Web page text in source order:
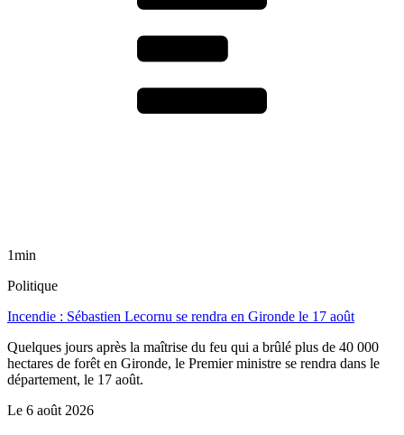
1min
Politique
Incendie : Sébastien Lecornu se rendra en Gironde le 17 août
Quelques jours après la maîtrise du feu qui a brûlé plus de 40 000
hectares de forêt en Gironde, le Premier ministre se rendra dans le
département, le 17 août.
Le 6 août 2026